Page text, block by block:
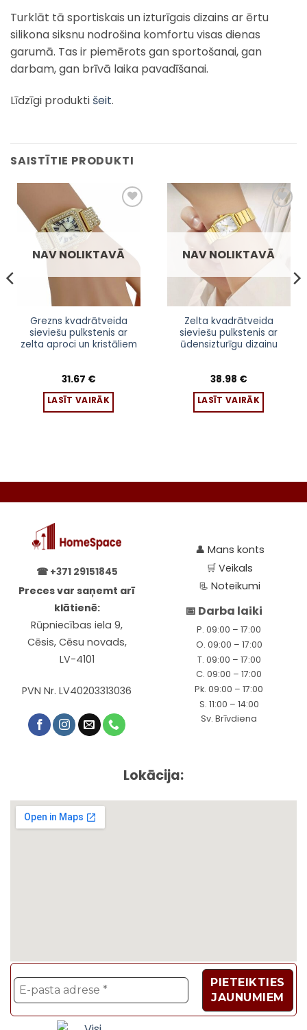
Turklāt tā sportiskais un izturīgais dizains ar ērtu
silikona siksnu nodrošina komfortu visas dienas
garumā. Tas ir piemērots gan sportošanai, gan
darbam, gan brīvā laika pavadīšanai.
Līdzīgi produkti šeit.
SAISTĪTIE PRODUKTI
sarakstam
NAV NOLIKTAVĀ
Grezns kvadrātveida
sieviešu pulkstenis ar
zelta aproci un kristāliem
31.67 €
LASĪT VAIRĀK
Pievienot
sarakstam
NAV NOLIKTAVĀ
Zelta kvadrātveida
sieviešu pulkstenis ar
ūdensizturīgu dizainu
38.98 €
LASĪT VAIRĀK
☎ +371 29151845
Preces var saņemt arī
klātienē:
Rūpniecības iela 9,
Cēsis, Cēsu novads,
LV-4101
PVN Nr. LV40203313036
👤 Mans konts
🛒Veikals
📃Noteikumi
📅 Darba laiki
P. 09:00 – 17:00
O. 09:00 – 17:00
T. 09:00 – 17:00
C. 09:00 – 17:00
Pk. 09:00 – 17:00
S. 11:00 – 14:00
Sv. Brīvdiena
Lokācija: